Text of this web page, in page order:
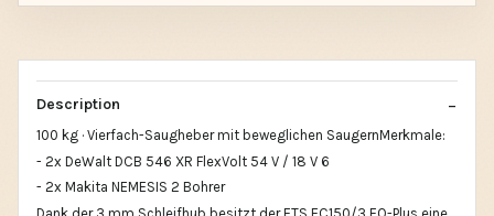
Description
100 kg · Vierfach-Saugheber mit beweglichen SaugernMerkmale:
- 2x DeWalt DCB 546 XR FlexVolt 54 V / 18 V 6
- 2x Makita NEMESIS 2 Bohrer